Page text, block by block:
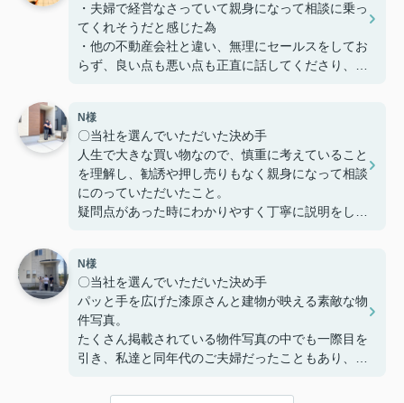
・夫婦で経営なさっていて親身になって相談に乗っ
てくれそうだと感じた為
・他の不動産会社と違い、無理にセールスをしてお
らず、良い点も悪い点も正直に話してくださり、好
〇感じたこと、良かった点、もっとこうして欲しか
ったことなど
定期的に建築の様子を連絡いただけたり、急な質問
にも迅速に対応してくださりとても助かりました。
本当にありがとうございました。
N様
〇当社を選んでいただいた決め手
人生で大きな買い物なので、慎重に考えていること
を理解し、勧誘や押し売りもなく親身になって相談
にのっていただいたこと。
疑問点があった時にわかりやすく丁寧に説明をして
でき、納得してから家を購入できるように客の気持
ちに寄り添う姿勢から信頼できると思い、ここで購
入を決めました。
〇感じたこと、良かった点、もっとこうして欲しか
ったことなど
N様
〇当社を選んでいただいた決め手
パッと手を広げた漆原さんと建物が映える素敵な物
件写真。
たくさん掲載されている物件写真の中でも一際目を
引き、私達と同年代のご夫婦だったこともあり、こ
で見学予約したのが始まりでした。真夏の暑い中で